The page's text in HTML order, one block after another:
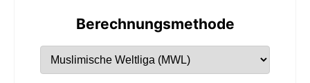
Berechnungsmethode